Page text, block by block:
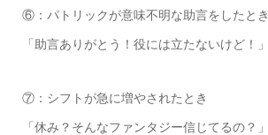
⑥：パトリックが意味不明な助言をしたとき
「助言ありがとう！役には立たないけど！」
⑦：シフトが急に増やされたとき
「休み？そんなファンタジー信じてるの？」